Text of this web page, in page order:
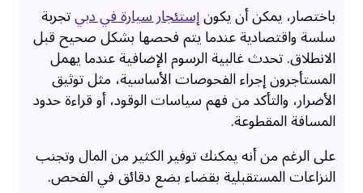
باختصار، يمكن أن يكونإستئجار سيارة في دبيتجربة
سلسة واقتصادية عندما يتم فحصها بشكل صحيح قبل
الانطلاق. تحدث غالبية الرسوم الإضافية عندما يهمل
المستأجرون إجراء الفحوصات الأساسية، مثل توثيق
الأضرار، والتأكد من فهم سياسات الوقود، أو قراءة حدود
المسافة المقطوعة.
على الرغم من أنه يمكنك توفير الكثير من المال وتجنب
النزاعات المستقبلية بقضاء بضع دقائق في الفحص.